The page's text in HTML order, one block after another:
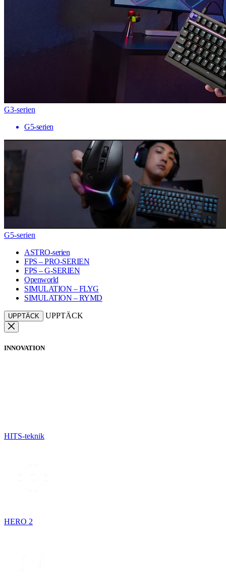
G3-serien
G5-serien
G5-serien
ASTRO-serien
FPS – PRO-SERIEN
FPS – G-SERIEN
Openworld
SIMULATION – FLYG
SIMULATION – RYMD
UPPTÄCK UPPTÄCK
INNOVATION
HITS-teknik
HERO 2